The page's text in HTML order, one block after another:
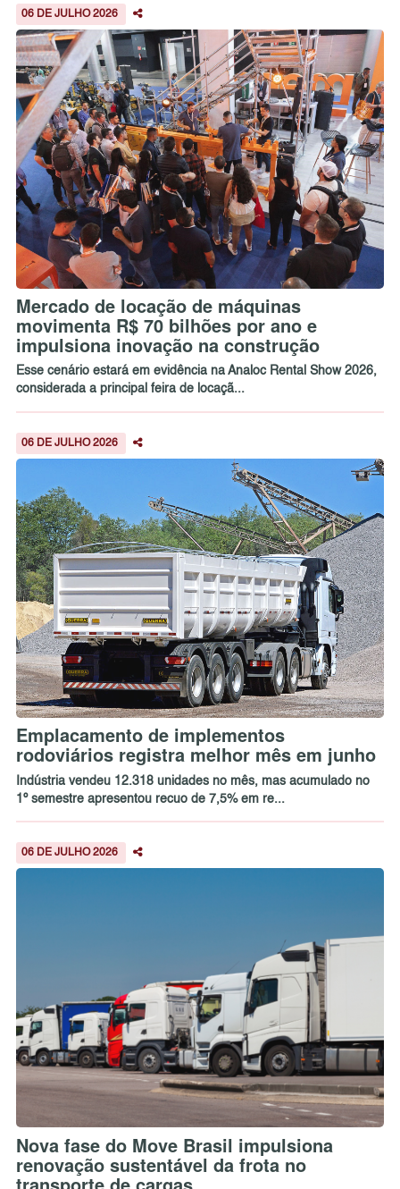
06 DE JULHO 2026
Mercado de locação de máquinas
movimenta R$ 70 bilhões por ano e
impulsiona inovação na construção
Esse cenário estará em evidência na Analoc Rental Show 2026,
considerada a principal feira de locaçã...
06 DE JULHO 2026
Emplacamento de implementos
rodoviários registra melhor mês em junho
Indústria vendeu 12.318 unidades no mês, mas acumulado no
1º semestre apresentou recuo de 7,5% em re...
06 DE JULHO 2026
Nova fase do Move Brasil impulsiona
renovação sustentável da frota no